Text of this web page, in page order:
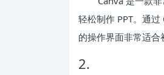
轻松制作 PPT。通
的操作界面非常适
2.